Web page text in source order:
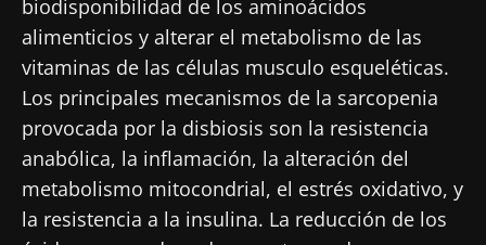
biodisponibilidad de los aminoácidos
alimenticios y alterar el metabolismo de las
vitaminas de las células musculo esqueléticas.
Los principales mecanismos de la sarcopenia
provocada por la disbiosis son la resistencia
anabólica, la inflamación, la alteración del
metabolismo mitocondrial, el estrés oxidativo, y
la resistencia a la insulina. La reducción de los